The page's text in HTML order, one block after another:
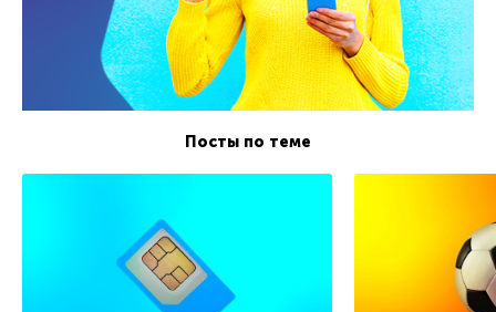
Посты по теме